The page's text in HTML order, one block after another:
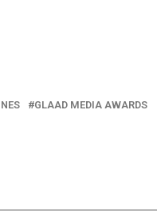
GLAAD MEDIA AWARDS